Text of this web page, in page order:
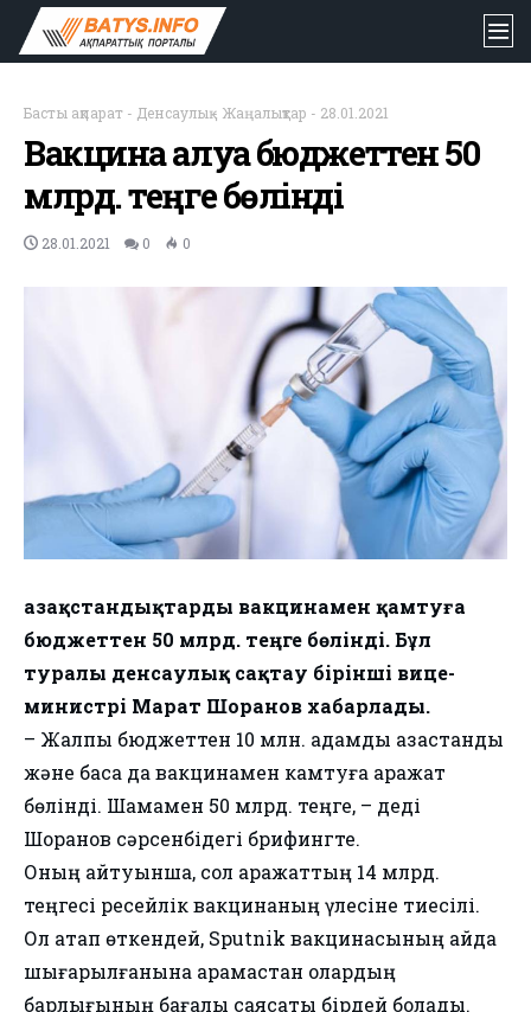
Басты ақпарат - Денсаулық- Жаңалықтар - 28.01.2021
Вакцина алуға бюджеттен 50
млрд. теңге бөлінді
28.01.2021 0 0
Қазақстандықтарды вакцинамен қамтуға
бюджеттен 50 млрд. теңге бөлінді. Бұл
туралы денсаулық сақтау бірінші вице-
министрі Марат Шоранов хабарлады.
– Жалпы бюджеттен 10 млн. адамды қазақстандық
және басқа да вакцинамен камтуға қаражат
бөлінді. Шамамен 50 млрд. теңге, – деді
Шоранов сәрсенбідегі брифингте.
Оның айтуынша, сол қаражаттың 14 млрд.
теңгесі ресейлік вакцинаның үлесіне тиесілі.
Ол атап өткендей, Sputnik вакцинасының қайда
шығарылғанына қарамастан олардың
барлығының бағалық саясаты бірдей болады.